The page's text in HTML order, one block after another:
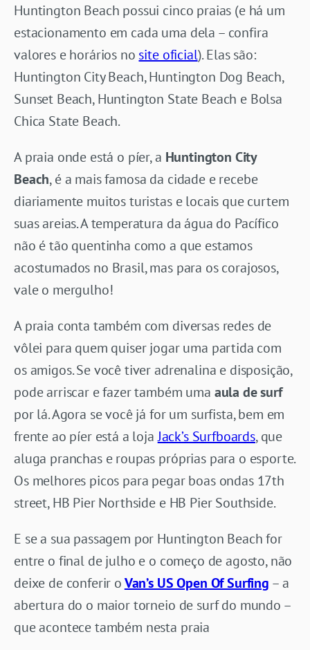
Huntington Beach possui cinco praias (e há um
estacionamento em cada uma dela – confira
valores e horários no site oficial). Elas são:
Huntington City Beach, Huntington Dog Beach,
Sunset Beach, Huntington State Beach e Bolsa
Chica State Beach.
A praia onde está o píer, a Huntington City
Beach, é a mais famosa da cidade e recebe
diariamente muitos turistas e locais que curtem
suas areias. A temperatura da água do Pacífico
não é tão quentinha como a que estamos
acostumados no Brasil, mas para os corajosos,
vale o mergulho!
A praia conta também com diversas redes de
vôlei para quem quiser jogar uma partida com
os amigos. Se você tiver adrenalina e disposição,
pode arriscar e fazer também uma aula de surf
por lá. Agora se você já for um surfista, bem em
frente ao píer está a lojaJack’s Surfboards, que
aluga pranchas e roupas próprias para o esporte.
Os melhores picos para pegar boas ondas 17th
street, HB Pier Northside e HB Pier Southside.
E se a sua passagem por Huntington Beach for
entre o final de julho e o começo de agosto, não
deixe de conferir oVan’s US Open Of Surfing – a
abertura do o maior torneio de surf do mundo –
que acontece também nesta praia